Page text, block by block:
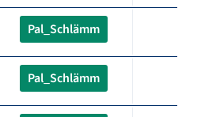
Pal_Schlämm
Pal_Schlämm